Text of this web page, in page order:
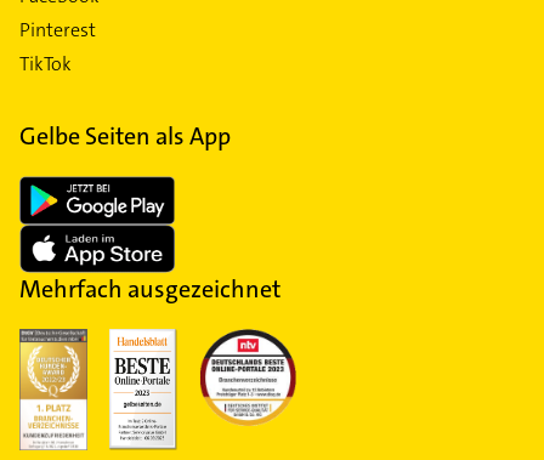
Pinterest
TikTok
Gelbe Seiten als App
Mehrfach ausgezeichnet